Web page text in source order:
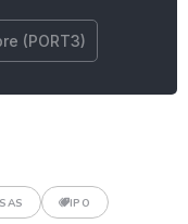
(PORT3)
IPO